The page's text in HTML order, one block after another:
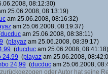
08:12:30)
25.06.2008, 08:13:19)
am 25.06.2008, 08:16:32)
am 25.06.2008, 08:19:37)
ducduc am 25.06.2008, 08:38:11)
(playaz am 25.06.2008, 08:39:17)
(ducduc am 25.06.2008, 08:41:18)
24,99 (playaz am 25.06.2008,
24,99 (ducduc am 25.06.2008,
oder Autor hat seine